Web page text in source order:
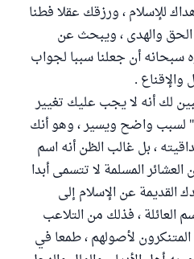
للإسلام ، ورزقك عقلا فطنا
والهدى ، ويبحث عن
سبحانه أن جعلنا سببا لجواب
.
لك أنه لا يجب عليك تغيير
لسبب واضح ويسير ، وهو أنك
، بل غالب الظن أنه اسم
المسلمة لا تتسمى أبدا
القديمة عن الإسلام إلى
العائلة ، فذلك من التلاعب
المتنكرون لأصولهم ، طمعا في